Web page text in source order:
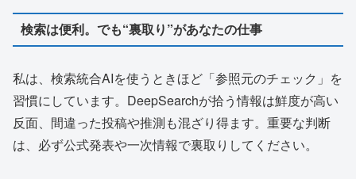
検索は便利。でも“裏取り”があなたの仕事
私は、検索統合AIを使うときほど「参照元のチェック」を
習慣にしています。DeepSearchが拾う情報は鮮度が高い
反面、間違った投稿や推測も混ざり得ます。重要な判断
は、必ず公式発表や一次情報で裏取りしてください。